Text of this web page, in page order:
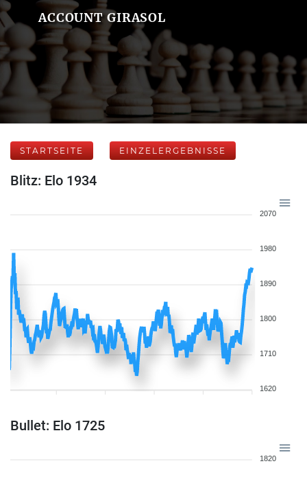
ACCOUNT GIRASOL
STARTSEITE EINZELERGEBNISSE
Blitz: Elo 1934
2070
1980
1890
1800
1710
1620
Bullet: Elo 1725
1820